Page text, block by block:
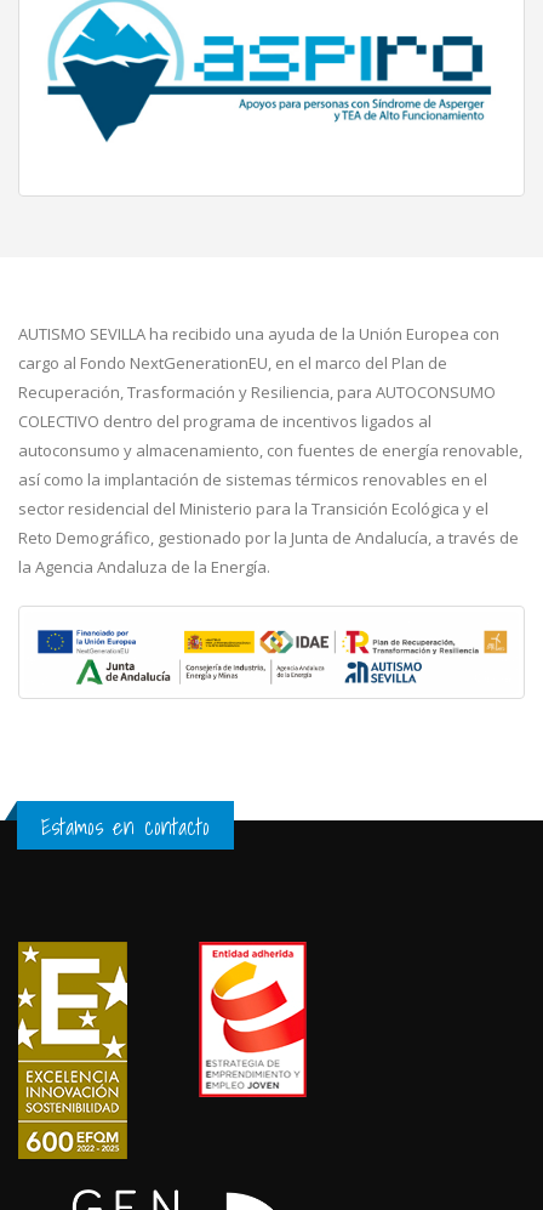
AUTISMO SEVILLA ha recibido una ayuda de la Unión Europea con
cargo al Fondo NextGenerationEU, en el marco del Plan de
Recuperación, Trasformación y Resiliencia, para AUTOCONSUMO
COLECTIVO dentro del programa de incentivos ligados al
autoconsumo y almacenamiento, con fuentes de energía renovable,
así como la implantación de sistemas térmicos renovables en el
sector residencial del Ministerio para la Transición Ecológica y el
Reto Demográfico, gestionado por la Junta de Andalucía, a través de
la Agencia Andaluza de la Energía.
Estamos en contacto